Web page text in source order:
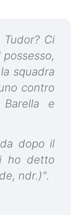
Ci
squadra
contro
e
dopo il
ho detto
ndr.)".